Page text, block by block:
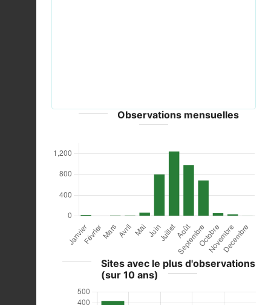
Observations mensuelles
Sites avec le plus d'observations
(sur 10 ans)